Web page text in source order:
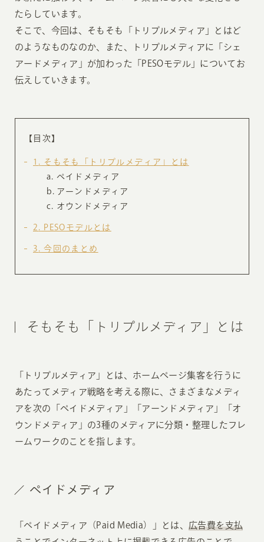
たらしています。
そこで、今回は、そもそも「トリプルメディア」とはど
のようなものなのか、また、トリプルメディアに「シェ
アードメディア」が加わった「PESOモデル」についてお
伝えしていきます。
【目次】
1
そもそも「トリプルメディア」とは
ペイドメディア
アーンドメディア
オウンドメディア
2 PESOモデルとは
3 今回のまとめ
そもそも「トリプルメディア」とは
「トリプルメディア」とは、ホームページ集客を行うに
あたってメディア戦略を考える際に、さまざまなメディ
アを次の「ペイドメディア」「アーンドメディア」「オ
ウンドメディア」の3種のメディアに分類・整理したフレ
ームワークのことを指します。
ペイドメディア
「ペイドメディア（Paid Media）」とは、 広告費を支払